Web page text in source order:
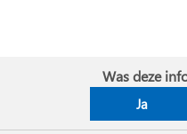
Was deze
Ja